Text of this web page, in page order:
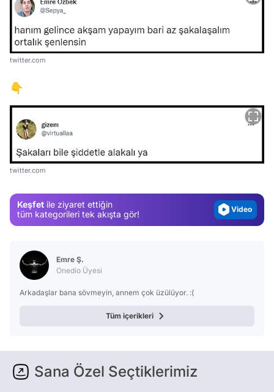
twitter.com
👇
twitter.com
Keşfet ile ziyaret ettiğin
tüm kategorileri tek akışta gör!
Video
Video
Emre Ş.
Onedio Üyesi
Arkadaşlar bana sövmeyin, annem çok üzülüyor. :(
Tüm içerikleri
Sana Özel Seçtiklerimiz